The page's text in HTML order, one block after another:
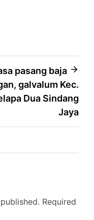
pasang baja
galvalum Kec.
Dua Sindang
Jaya
Required